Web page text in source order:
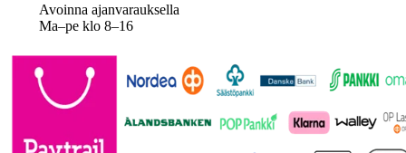
Avoinna ajanvarauksella
Ma–pe klo 8–16